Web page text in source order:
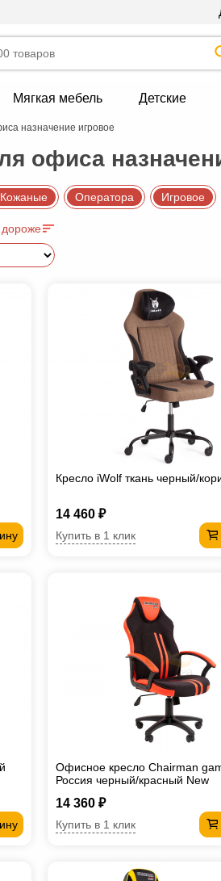
Мягкая мебель Детские
назначение игровое
офиса
Кожаные Оператора Игровое
Кресло iWolf ткань черный/
14 460 ₽
Купить в 1 клик
Офисное кресло Chairman
Россия черный/красный New
14 360 ₽
Купить в 1 клик